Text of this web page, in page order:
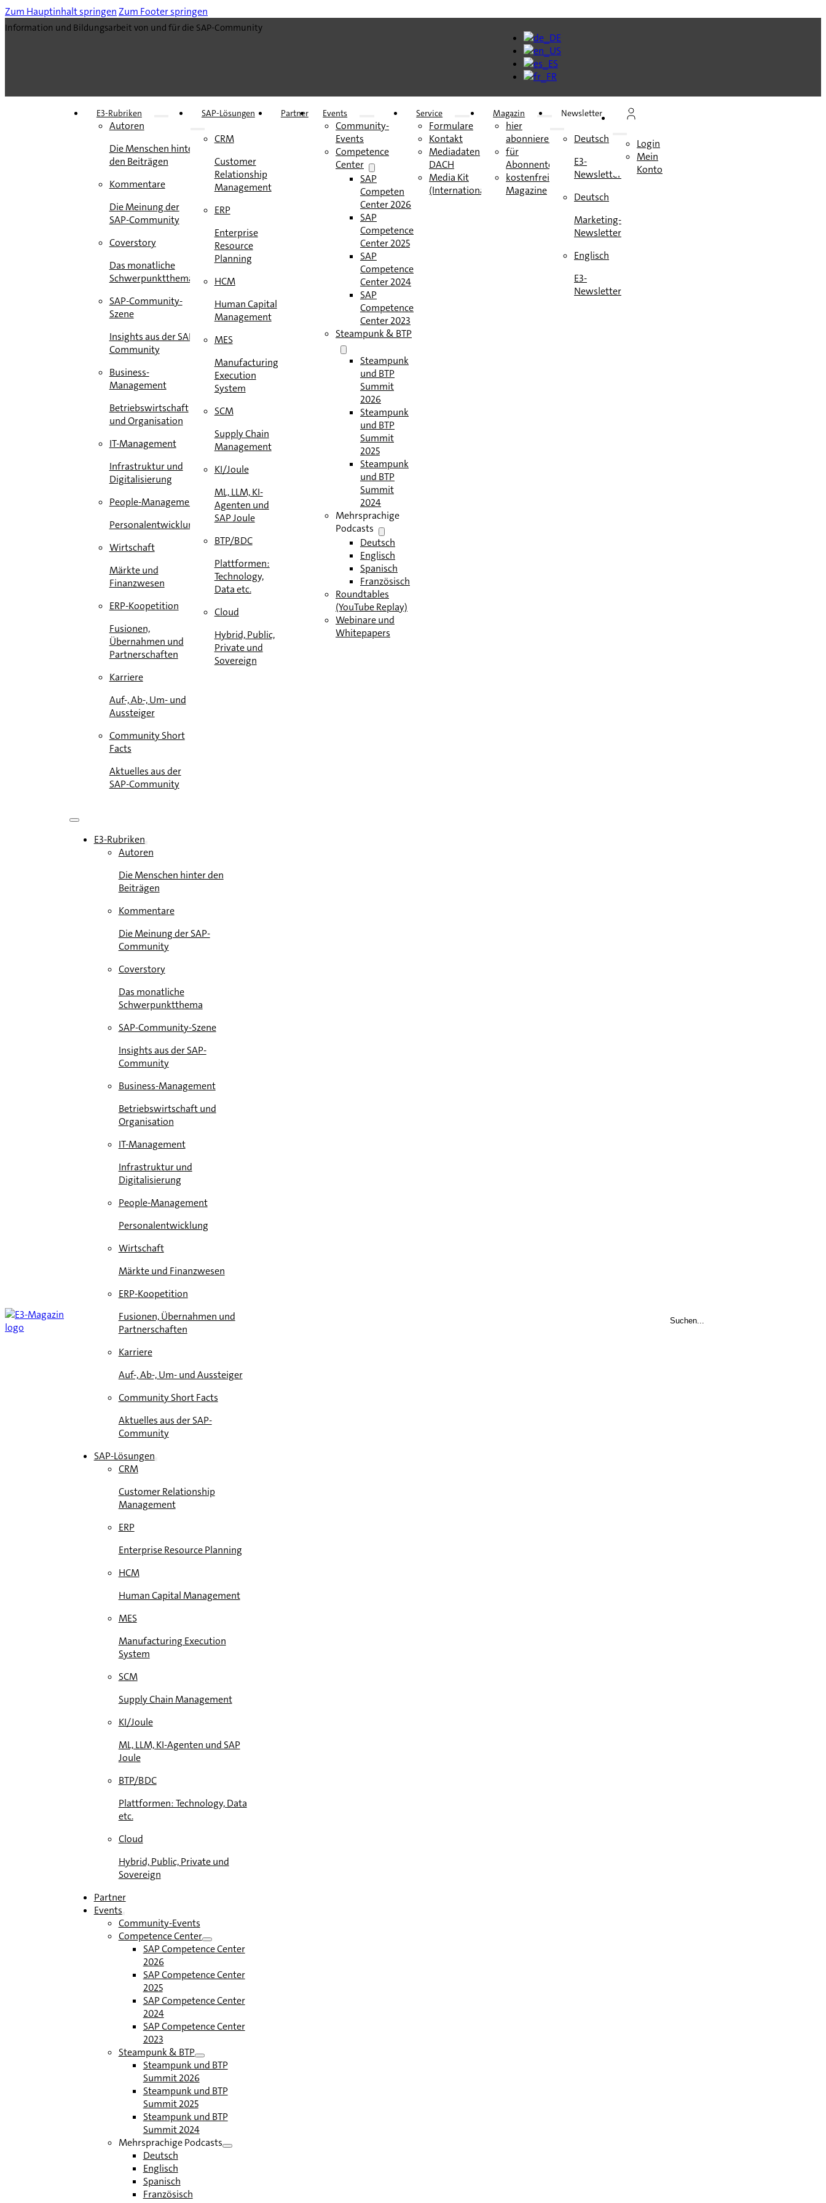
Zum Hauptinhalt springenZum Footer springen
Information und Bildungsarbeit von und für die SAP-Community
E3-Rubriken
Autoren
Die Menschen hinter
den Beiträgen
Kommentare
Die Meinung der
SAP-Community
Coverstory
Das monatliche
Schwerpunktthema
SAP-Community-
Szene
Insights aus der SAP-
Community
Business-
Management
Betriebswirtschaft
und Organisation
IT-Management
Infrastruktur und
Digitalisierung
People-Management
Personalentwicklung
Wirtschaft
Märkte und
Finanzwesen
ERP-Koopetition
Fusionen,
Übernahmen und
Partnerschaften
Karriere
Auf-, Ab-, Um- und
Aussteiger
Community Short
Facts
Aktuelles aus der
SAP-Community
SAP-Lösungen
CRM
Customer
Relationship
Management
ERP
Enterprise
Resource
Planning
HCM
Human Capital
Management
MES
Manufacturing
Execution
System
SCM
Supply Chain
Management
KI/Joule
ML, LLM, KI-
Agenten und
SAP Joule
BTP/BDC
Plattformen:
Technology,
Data etc.
Cloud
Hybrid, Public,
Private und
Sovereign
Partner Events
Community-
Events
Competence
Center
SAP
Competence
Center 2026
SAP
Competence
Center 2025
SAP
Competence
Center 2024
SAP
Competence
Center 2023
Steampunk & BTP
Steampunk
und BTP
Summit
2026
Steampunk
und BTP
Summit
2025
Steampunk
und BTP
Summit
2024
Mehrsprachige
Podcasts
Deutsch
Englisch
Spanisch
Französisch
Roundtables
(YouTube Replay)
Webinare und
Whitepapers
Service
Formulare
Kontakt
Mediadaten
DACH
Media Kit
(International)
Magazin
hier
abonnieren
für
Abonnenten
kostenfreie
Magazine
Newsletter
Deutsch
E3-
Newsletter
Deutsch
Marketing-
Newsletter
Englisch
E3-
Newsletter
Login
Mein
Konto
E3-Rubriken
Autoren
Die Menschen hinter den
Beiträgen
Kommentare
Die Meinung der SAP-
Community
Coverstory
Das monatliche
Schwerpunktthema
SAP-Community-Szene
Insights aus der SAP-
Community
Business-Management
Betriebswirtschaft und
Organisation
IT-Management
Infrastruktur und
Digitalisierung
People-Management
Personalentwicklung
Wirtschaft
Märkte und Finanzwesen
ERP-Koopetition
Fusionen, Übernahmen und
Partnerschaften
Karriere
Auf-, Ab-, Um- und Aussteiger
Community Short Facts
Aktuelles aus der SAP-
Community
SAP-Lösungen
CRM
Customer Relationship
Management
ERP
Enterprise Resource Planning
HCM
Human Capital Management
MES
Manufacturing Execution
System
SCM
Supply Chain Management
KI/Joule
ML, LLM, KI-Agenten und SAP
Joule
BTP/BDC
Plattformen: Technology, Data
etc.
Cloud
Hybrid, Public, Private und
Sovereign
Partner
Events
Community-Events
Competence Center
SAP Competence Center
2026
SAP Competence Center
2025
SAP Competence Center
2024
SAP Competence Center
2023
Steampunk & BTP
Steampunk und BTP
Summit 2026
Steampunk und BTP
Summit 2025
Steampunk und BTP
Summit 2024
Mehrsprachige Podcasts
Deutsch
Englisch
Spanisch
Französisch
Suchen